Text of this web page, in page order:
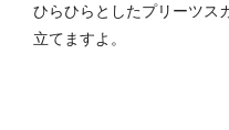
ひらひらとしたプリーツス
立てますよ。